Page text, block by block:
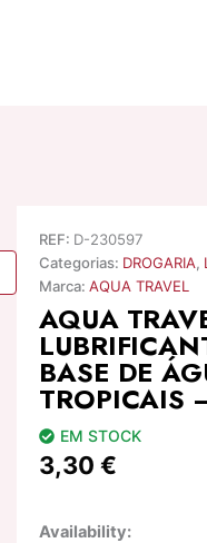
REF: D-230597
Categorias: DROGARIA,
Marca: AQUA TRAVEL
AQUA
BASE DE
TROPICAIS
EM STOCK
3,30 €
Availability:Quantidade